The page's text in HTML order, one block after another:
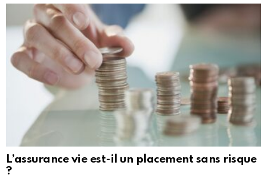
L’assurance vie est-il un placement sans risque
?